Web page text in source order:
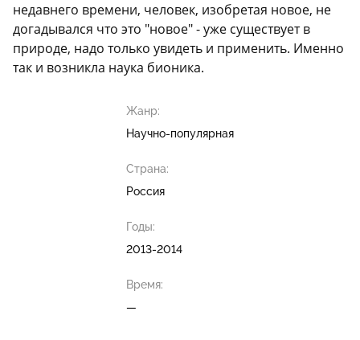
недавнего времени, человек, изобретая новое, не
догадывался что это "новое" - уже существует в
природе, надо только увидеть и применить. Именно
так и возникла наука бионика.
Жанр:
Научно-популярная
Страна:
Россия
Годы:
2013-2014
Время:
—